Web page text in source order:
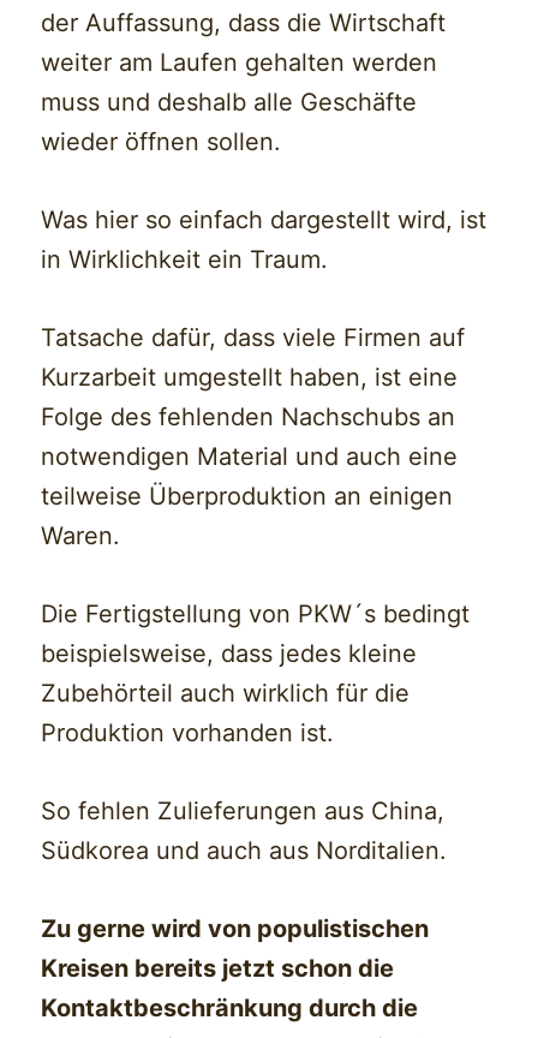
der Auffassung, dass die Wirtschaft
weiter am Laufen gehalten werden
muss und deshalb alle Geschäfte
wieder öffnen sollen.
Was hier so einfach dargestellt wird, ist
in Wirklichkeit ein Traum.
Tatsache dafür, dass viele Firmen auf
Kurzarbeit umgestellt haben, ist eine
Folge des fehlenden Nachschubs an
notwendigen Material und auch eine
teilweise Überproduktion an einigen
Waren.
Die Fertigstellung von PKW´s bedingt
beispielsweise, dass jedes kleine
Zubehörteil auch wirklich für die
Produktion vorhanden ist.
So fehlen Zulieferungen aus China,
Südkorea und auch aus Norditalien.
Zu gerne wird von populistischen
Kreisen bereits jetzt schon die
Kontaktbeschränkung durch die